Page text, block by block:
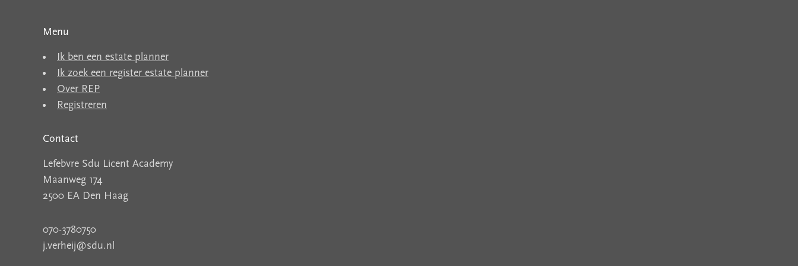
Menu
Ik ben een estate planner
Ik zoek een register estate planner
Over REP
Registreren
Contact
Lefebvre Sdu Licent Academy
Maanweg 174
2500 EA Den Haag
070-3780750
j.verheij@sdu.nl